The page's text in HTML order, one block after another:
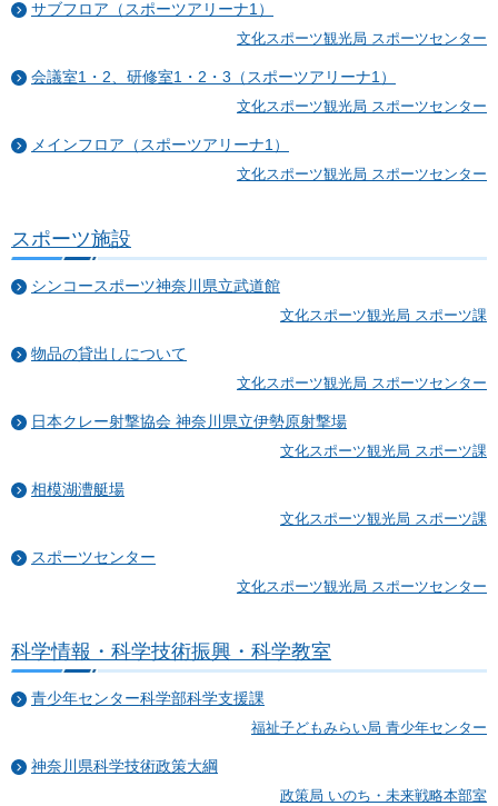
サブフロア（スポーツアリーナ1）
文化スポーツ観光局 スポーツセンター
会議室1・2、研修室1・2・3（スポーツアリーナ1）
文化スポーツ観光局 スポーツセンター
メインフロア（スポーツアリーナ1）
文化スポーツ観光局 スポーツセンター
スポーツ施設
シンコースポーツ神奈川県立武道館
文化スポーツ観光局 スポーツ課
物品の貸出しについて
文化スポーツ観光局 スポーツセンター
日本クレー射撃協会 神奈川県立伊勢原射撃場
文化スポーツ観光局 スポーツ課
相模湖漕艇場
文化スポーツ観光局 スポーツ課
スポーツセンター
文化スポーツ観光局 スポーツセンター
科学情報・科学技術振興・科学教室
青少年センター科学部科学支援課
福祉子どもみらい局 青少年センター
神奈川県科学技術政策大綱
政策局 いのち・未来戦略本部室